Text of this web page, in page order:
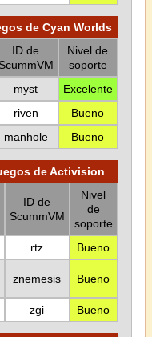
de Cyan Worlds
ID de
ScummVM
Nivel de
soporte
myst
Excelente
riven
Bueno
manhole Bueno
de Activision
ID de
ScummVM
Nivel
de
soporte
rtz
Bueno
znemesis Bueno
zgi Bueno